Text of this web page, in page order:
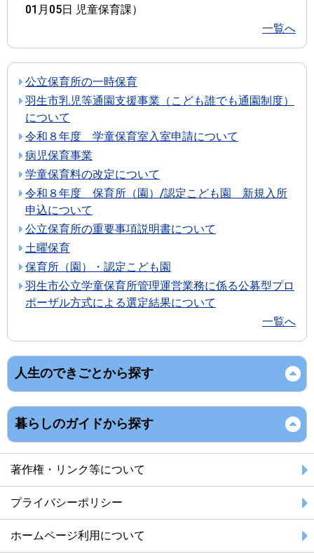
01月05日 児童保育課）
一覧へ
公立保育所の一時保育
羽生市乳児等通園支援事業（こども誰でも通園制度）
について
令和８年度 学童保育室入室申請について
病児保育事業
学童保育料の改定について
令和８年度 保育所（園）/認定こども園 新規入所
申込について
公立保育所の重要事項説明書について
土曜保育
保育所（園）・認定こども園
羽生市公立学童保育所管理運営業務に係る公募型プロ
ポーザル方式による選定結果について
一覧へ
人生のできごとから探す
暮らしのガイドから探す
著作権・リンク等について
プライバシーポリシー
ホームページ利用について